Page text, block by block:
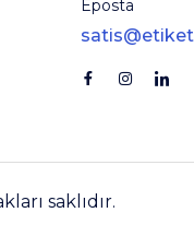
Eposta
saklıdır.